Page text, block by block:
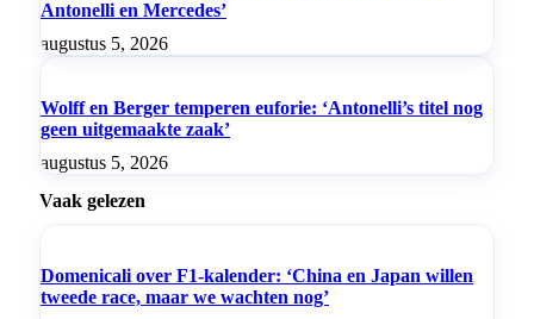
Antonelli en Mercedes’
augustus 5, 2026
Wolff en Berger temperen euforie: ‘Antonelli’s titel nog
geen uitgemaakte zaak’
augustus 5, 2026
Vaak gelezen
Domenicali over F1-kalender: ‘China en Japan willen
tweede race, maar we wachten nog’